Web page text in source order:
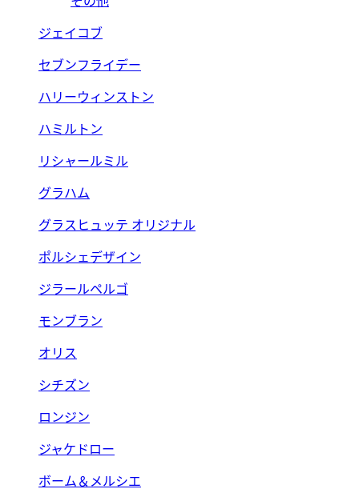
ジェイコブ
セブンフライデー
ハリーウィンストン
ハミルトン
リシャールミル
グラハム
グラスヒュッテ オリジナル
ポルシェデザイン
ジラールペルゴ
モンブラン
オリス
シチズン
ロンジン
ジャケドロー
ボーム＆メルシエ